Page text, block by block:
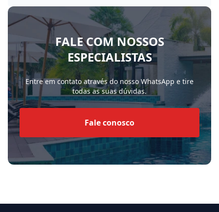
FALE COM NOSSOS
ESPECIALISTAS
Entre em contato através do nosso WhatsApp e tire
todas as suas dúvidas.
Fale conosco